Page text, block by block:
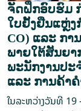
ຈັດຝຶກອົບຮົມ
ໃບຢັ້ງຢືນແຫຼ່ງ
CO) ແລະ ກາ
ພາຍໃຕ້ສັນຍາ
ພະນັກງານປະ
ແລະ ການຄ້າ
ໃນລະຫວ່າງວັນທີ